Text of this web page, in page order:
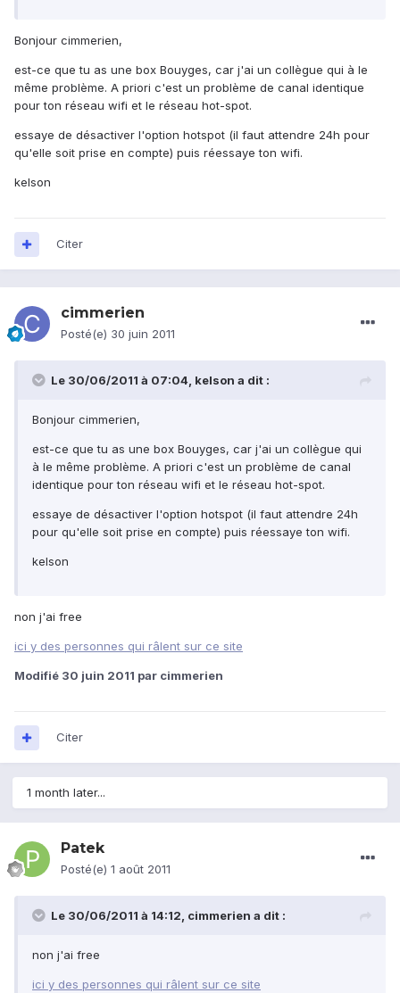
Bonjour cimmerien,
est-ce que tu as une box Bouyges, car j'ai un collègue qui à le
même problème. A priori c'est un problème de canal identique
pour ton réseau wifi et le réseau hot-spot.
essaye de désactiver l'option hotspot (il faut attendre 24h pour
qu'elle soit prise en compte) puis réessaye ton wifi.
kelson
Citer
cimmerien
Posté(e) 30 juin 2011
Le 30/06/2011 à 07:04, kelson a dit :
Bonjour cimmerien,
est-ce que tu as une box Bouyges, car j'ai un collègue qui
à le même problème. A priori c'est un problème de canal
identique pour ton réseau wifi et le réseau hot-spot.
essaye de désactiver l'option hotspot (il faut attendre 24h
pour qu'elle soit prise en compte) puis réessaye ton wifi.
kelson
non j'ai free
ici y des personnes qui râlent sur ce site
Modifié 30 juin 2011 par cimmerien
Citer
1 month later...
Patek
Posté(e) 1 août 2011
Le 30/06/2011 à 14:12, cimmerien a dit :
non j'ai free
ici y des personnes qui râlent sur ce site